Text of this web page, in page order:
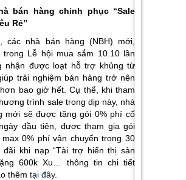
bán hàng chinh phục “Sale
Rẻ”
các nhà bán hàng (NBH) mới,
trong Lễ hội mua sắm 10.10 lần
nhận được loạt hỗ trợ khủng từ
trải nghiệm bán hàng trở nên
bao giờ hết. Cụ thể, khi tham
trình sale trong dịp này, nhà
mới sẽ được tặng gói 0% phí cố
đầu tiên, được tham gia gói
max 0% phí vận chuyển trong 30
đãi khi nạp “Tài trợ hiển thị sản
600k Xu… thông tin chi tiết
thêm tại đây.